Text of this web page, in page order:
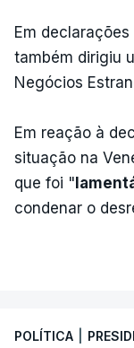
Em
também dirigiu
Negócios
Em reação à
situação na
que foi "
condenar o
POLÍTICA